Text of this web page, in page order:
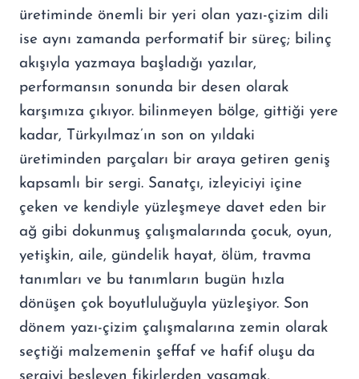
üretiminde önemli bir yeri olan yazı-çizim dili
ise aynı zamanda performatif bir süreç; bilinç
akışıyla yazmaya başladığı yazılar,
performansın sonunda bir desen olarak
karşımıza çıkıyor. bilinmeyen bölge, gittiği yere
kadar, Türkyılmaz’ın son on yıldaki
üretiminden parçaları bir araya getiren geniş
kapsamlı bir sergi. Sanatçı, izleyiciyi içine
çeken ve kendiyle yüzleşmeye davet eden bir
ağ gibi dokunmuş çalışmalarında çocuk, oyun,
yetişkin, aile, gündelik hayat, ölüm, travma
tanımları ve bu tanımların bugün hızla
dönüşen çok boyutluluğuyla yüzleşiyor. Son
dönem yazı-çizim çalışmalarına zemin olarak
seçtiği malzemenin şeffaf ve hafif oluşu da
sergiyi besleyen fikirlerden yaşamak,